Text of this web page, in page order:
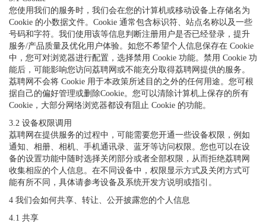
您使用我们的服务时，我们会在您的计算机或移动设备上存储名为
Cookie 的小数据文件。Cookie 通常包含标识符、站点名称以及一些
号码和字符。我们使用该等信息判断注册用户是否已经登录，提升
服务/产品质量及优化用户体验。如您不希望个人信息保存在 Cookie
中，您可对浏览器进行配置，选择禁用 Cookie 功能。禁用 Cookie 功
能后，可能影响您访问荔聘网或不能充分取得荔聘网提供的服务。
荔聘网不会将 Cookie 用于本政策所述目的之外的任何用途。您可根
据自己的偏好管理或删除Cookie。您可以清除计算机上保存的所有
Cookie，大部分网络浏览器都设有阻止 Cookie 的功能。
3.2 设备权限调用
荔聘网在提供服务的过程中，可能需要您开通一些设备权限，例如
通知、相册、相机、手机通讯录、蓝牙等访问权限。您也可以在设
备的设置功能中随时选择关闭部分或者全部权限，从而拒绝荔聘网
收集相应的个人信息。在不同设备中，权限显示方式及关闭方式可
能有所不同，具体请参考设备及系统开发方说明或指引。
4 我们会如何共享、转让、公开披露您的个人信息
4.1 共享